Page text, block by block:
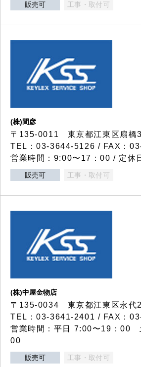
販売可 工事・取付可
(株)間彦
〒135-0011 東京都江東区扇橋
TEL：03-3644-5126 / FAX：
営業時間：9:00〜17：00 / 定休
販売可 工事・取付可
(株)中屋金物店
〒135-0034 東京都江東区永代
TEL：03-3641-2401 / FAX：
営業時間：平日 7:00〜19：00
00
販売可 工事・取付可